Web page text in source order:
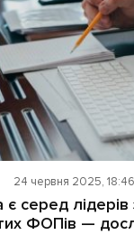
24 червня 2025, 18:46
серед лідерів
ФОПів —